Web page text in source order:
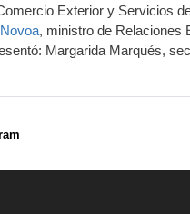
Exterior y Servicios
, ministro de Relaciones
Margarida Marqués,